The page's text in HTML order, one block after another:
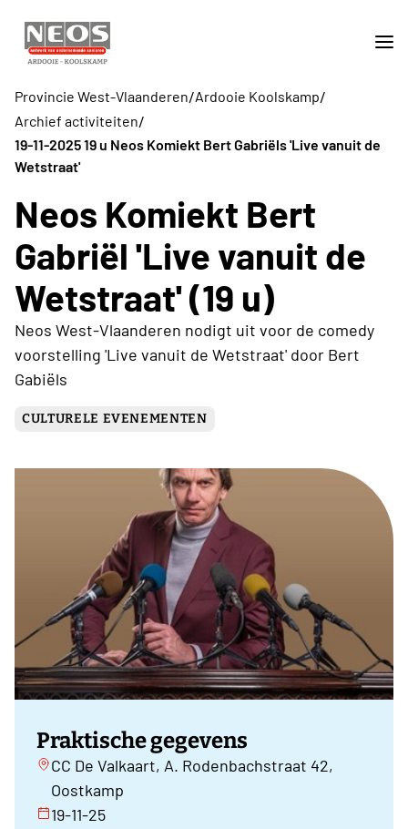
Provincie West-Vlaanderen/Ardooie Koolskamp/
Archief activiteiten/
19-11-2025 19 u Neos Komiekt Bert Gabriëls 'Live vanuit de
Wetstraat'
Neos Komiekt Bert
Gabriël 'Live vanuit de
Wetstraat' (19 u)
Neos West-Vlaanderen nodigt uit voor de comedy
voorstelling 'Live vanuit de Wetstraat' door Bert
Gabiëls
CULTURELE EVENEMENTEN
Praktische gegevens
CC De Valkaart, A. Rodenbachstraat 42,
Oostkamp
19-11-25